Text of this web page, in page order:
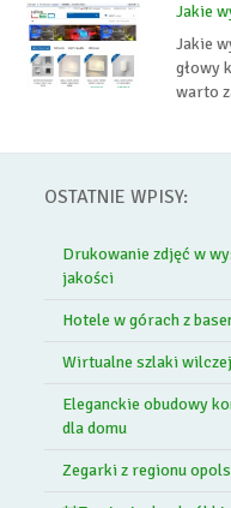
Jakie
Jakie
głowy
warto
OSTATNIE WPISY:
Drukowanie zdjęć w
jakości
Hotele w górach z
Wirtualne szlaki
Eleganckie obudowy
dla domu
Zegarki z regionu